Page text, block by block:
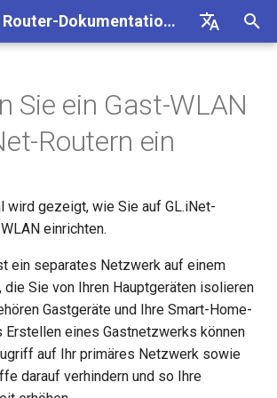
GL.iNet Router-Dokumentation 4
English
Polski
7 Pro)
3)
3e)
7)
Ersteinrichtung
FAQ zur Fehlerbehebung
Verbindung mit
Hotspot mit Captive Portal
Ethernet-Gerät nur über
verbinden
Problemhinweis für GL-
MT2500/GL-X3000/GL-
Problemhinweis und
SIM-Karten
Kein Zugriff auf das
webbasierte Admin Panel
nicht gescannt werden
gescannt werden
iPhone-Tethering
fehlgeschlagen
Leitfaden zur
OpenVPN einrichten
Nicht-VPN-Datenverkehr
VPN Kill Switch
TCP oder UDP
AmneziaWG-
Firmware herunterladen
Status der LED-Anzeige
Brume 2 zur mobilen App
WAN in LAN ändern
Zugriff auf GL.iNet und
AdGuard Home über
Verbindung mit Starlink
einrichten
mitdas
festlegen
über die
einrichten
IP
oder
anmelden
Internet
Repeater
Cellular
WLAN
Clients
GoodCloud
VPN Dashboard
OpenVPN-Client
WireGuard-Client
WireGuard-Server
Plug-ins
Netzwerkspeicher
Kindersicherung
Bark
Tailscale
Firewall
Multi-WAN
Gastnetzwerk
IoT-Netzwerk
DNS
DPI-Engine
Inhaltsfilter
SQM
Kindersicherung (v4.9)
Portweiterleitung
Admin-Zugriff
Übersicht
Geplante Aufgaben
Display-Verwaltung
USB & Stromversorgung
Zeitzone
Sie ein Gast-WLAN
Routern ein
wird gezeigt, wie Sie auf GL.iNet-
einrichten.
ein separates Netzwerk auf einem
die Sie von Ihren Hauptgeräten isolieren
Gastgeräte und Ihre Smart-Home-
Erstellen eines Gastnetzwerks können
auf Ihr primäres Netzwerk sowie
darauf verhindern und so Ihre